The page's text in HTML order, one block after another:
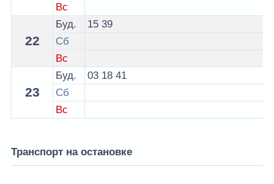
Вс
22
Буд. 15 39
Сб
Вс
23
Буд. 03 18 41
Сб
Вс
Транспорт на остановке